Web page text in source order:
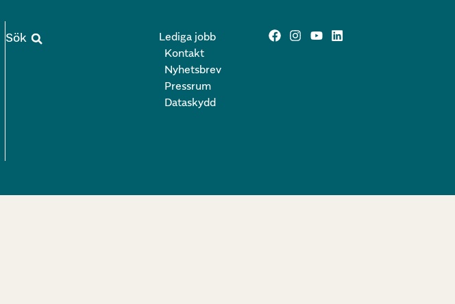
Lediga jobb
Kontakt
Nyhetsbrev
Pressrum
Dataskydd